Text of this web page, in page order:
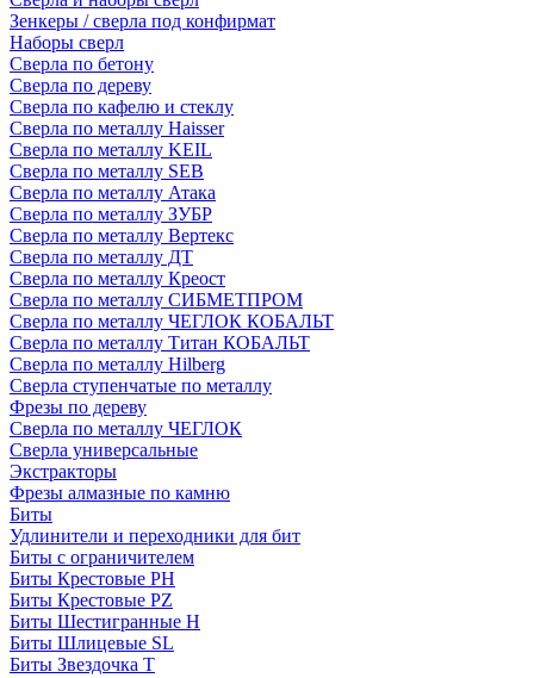
Зенкеры / сверла под конфирмат
Наборы сверл
Сверла по бетону
Сверла по дереву
Сверла по кафелю и стеклу
Сверла по металлу Haisser
Сверла по металлу KEIL
Сверла по металлу SEB
Сверла по металлу Атака
Сверла по металлу ЗУБР
Сверла по металлу Вертекс
Сверла по металлу ДТ
Сверла по металлу Креост
Сверла по металлу СИБМЕТПРОМ
Сверла по металлу ЧЕГЛОК КОБАЛЬТ
Сверла по металлу Титан КОБАЛЬТ
Сверла по металлу Hilberg
Сверла ступенчатые по металлу
Фрезы по дереву
Сверла по металлу ЧЕГЛОК
Сверла универсальные
Экстракторы
Фрезы алмазные по камню
Биты
Удлинители и переходники для бит
Биты с ограничителем
Биты Крестовые PH
Биты Крестовые PZ
Биты Шестигранные H
Биты Шлицевые SL
Биты Звездочка T